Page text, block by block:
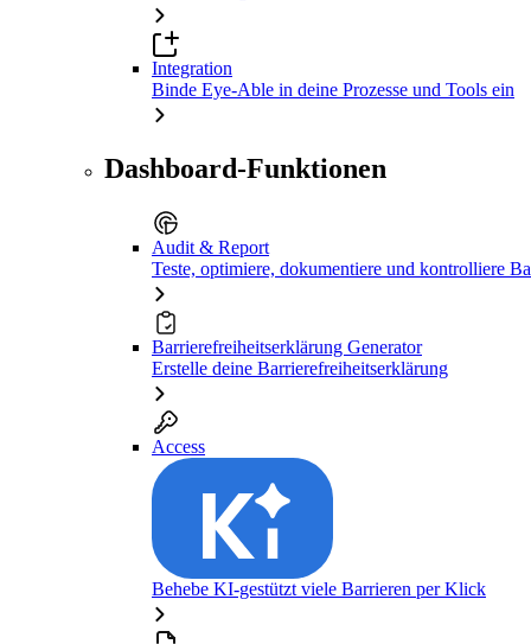
Integration
Binde Eye-Able in deine Prozesse und Tools ein
Dashboard-Funktionen
Audit & Report
Teste, optimiere, dokumentiere und kontrolliere
Barrierefreiheitserklärung Generator
Erstelle deine Barrierefreiheitserklärung
Access
Behebe KI-gestützt viele Barrieren per Klick